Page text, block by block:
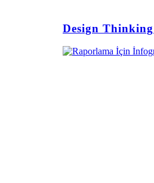
Design